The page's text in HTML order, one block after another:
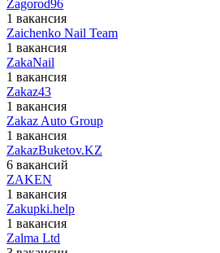
Zagorod96
1 вакансия
Zaichenko Nail Team
1 вакансия
ZakaNail
1 вакансия
Zakaz43
1 вакансия
Zakaz Auto Group
1 вакансия
ZakazBuketov.KZ
6 вакансий
ZAKEN
1 вакансия
Zakupki.help
1 вакансия
Zalma Ltd